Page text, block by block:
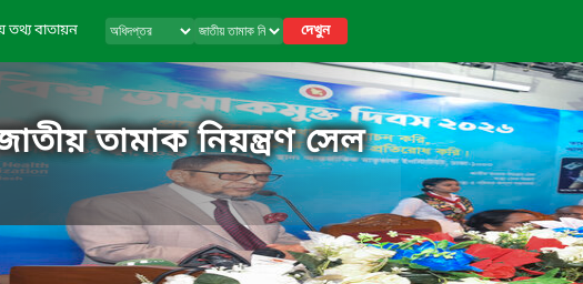
তথ্য বাতায়ন দেখুন
তামাক নিয়ন্ত্রণ সেল